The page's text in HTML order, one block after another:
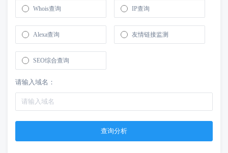
Whois查询 IP查询
Alexa查询 友情链接监测
SEO综合查询
请输入域名：